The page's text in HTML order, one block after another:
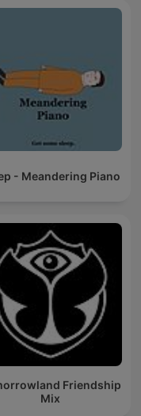
- Meandering Piano
Friendship
Mix